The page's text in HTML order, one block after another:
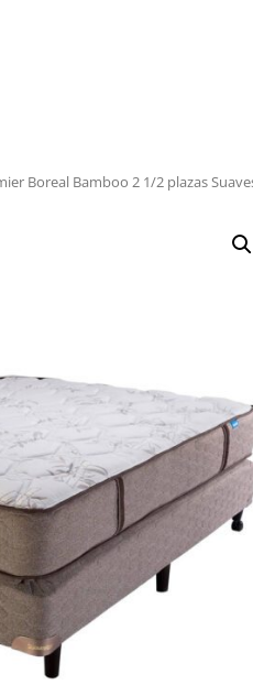
Boreal Bamboo 2 1/2 plazas